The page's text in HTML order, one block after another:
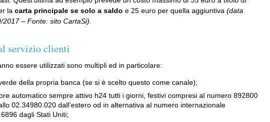
la carta principale se solo a saldo e 25 euro per quella aggiuntiva (data
2017 – Fonte: sito CartaSi)
servizio clienti
essere utilizzati sono multipli ed in particolare:
della propria banca (se si è scelto questo come canale);
automatico sempre attivo h24 tutti i giorni, festivi compresi al numero 892800
02.34980.020 dall’estero od in alternativa al numero internazionale
dagli Stati Uniti;